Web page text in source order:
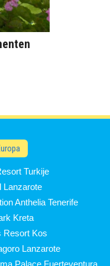
Turkije
Lanzarote
Anthelia Tenerife
Kreta
Resort Kos
Lanzarote